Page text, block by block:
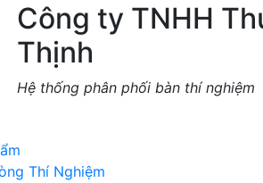
Công ty TNHH
Thịnh
Hệ thống phân phối bàn thí nghiệm
Thí Nghiệm